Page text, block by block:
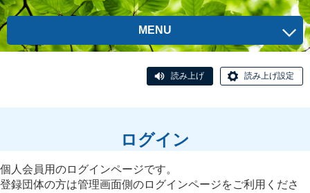
MENU
読み上げ 読み上げ設定
ログイン
個人会員用のログインページです。
登録団体の方は管理画面側のログインページをご利用くださ